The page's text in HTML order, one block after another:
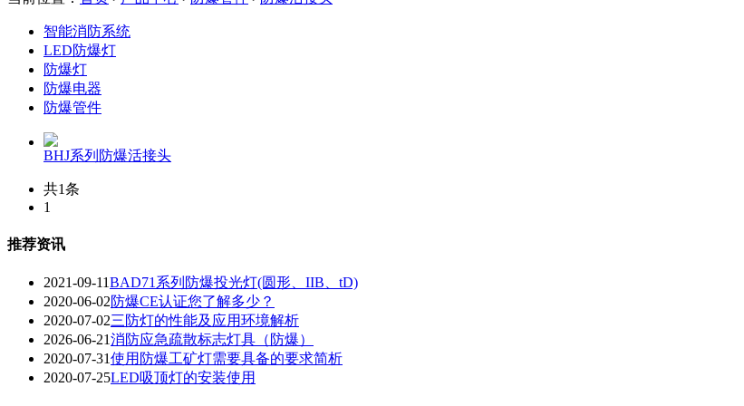
智能消防系统
LED防爆灯
防爆灯
防爆电器
防爆管件
BHJ系列防爆活接头
共1条
1
推荐资讯
2021-09-11BAD71系列防爆投光灯(圆形、IIB、tD)
2020-06-02防爆CE认证您了解多少？
2020-07-02三防灯的性能及应用环境解析
2026-06-21消防应急疏散标志灯具（防爆）
2020-07-31使用防爆工矿灯需要具备的要求简析
2020-07-25LED吸顶灯的安装使用